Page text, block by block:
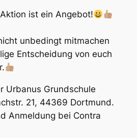
ist ein Angebot!
unbedingt mitmachen
Entscheidung von euch
Urbanus Grundschule
21, 44369 Dortmund.
Anmeldung bei Contra